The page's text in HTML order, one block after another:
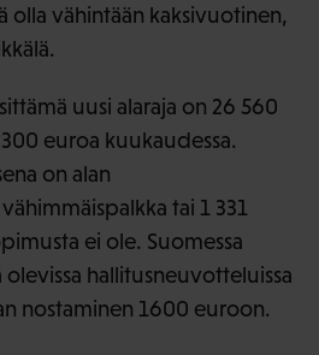
olla vähintään kaksivuotinen,
uusi alaraja on 26 560
euroa kuukaudessa.
on alan
tai 1 331
ei ole. Suomessa
olevissa hallitusneuvotteluissa
nostaminen 1600 euroon.